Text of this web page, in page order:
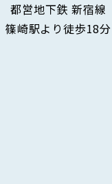
都営地下鉄 新宿線
篠崎駅より徒歩18分